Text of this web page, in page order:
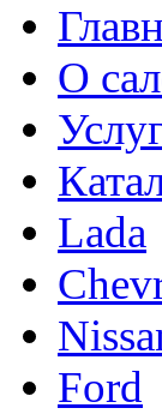
О
Lada
Ford